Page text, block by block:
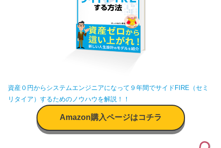
資産０円からシステムエンジニアになって９年間でサイドFIRE（セミ
リタイア）するためのノウハウを解説！！
Amazon購入ページはコチラ